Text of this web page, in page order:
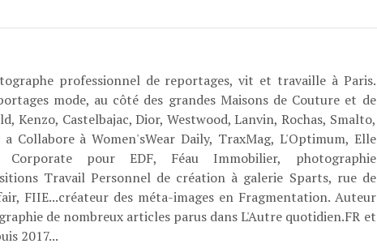
professionnel de reportages, vit et travaille à Paris.
mode, au côté des grandes Maisons de Couture et de
Kenzo, Castelbajac, Dior, Westwood, Lanvin, Rochas, Smalto,
a Collabore à Women'sWear Daily, TraxMag, L'Optimum, Elle
Corporate pour EDF, Féau Immobilier, photographie
Travail Personnel de création à galerie Sparts, rue de
FIIE...créateur des méta-images en Fragmentation. Auteur
de nombreux articles parus dans L'Autre quotidien.FR et
2017...